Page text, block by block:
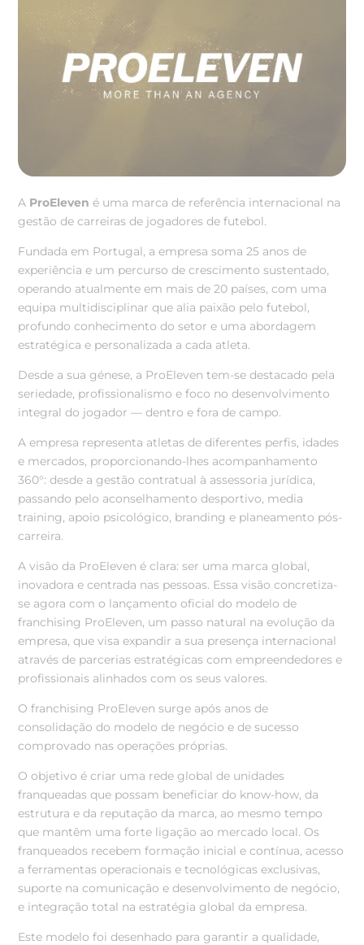
A ProEleven é uma marca de referência internacional na
gestão de carreiras de jogadores de futebol.
Fundada em Portugal, a empresa soma 25 anos de
experiência e um percurso de crescimento sustentado,
operando atualmente em mais de 20 países, com uma
equipa multidisciplinar que alia paixão pelo futebol,
profundo conhecimento do setor e uma abordagem
estratégica e personalizada a cada atleta.
Desde a sua génese, a ProEleven tem-se destacado pela
seriedade, profissionalismo e foco no desenvolvimento
integral do jogador — dentro e fora de campo.
A empresa representa atletas de diferentes perfis, idades
e mercados, proporcionando-lhes acompanhamento
360°: desde a gestão contratual à assessoria jurídica,
passando pelo aconselhamento desportivo, media
training, apoio psicológico, branding e planeamento pós-
carreira.
A visão da ProEleven é clara: ser uma marca global,
inovadora e centrada nas pessoas. Essa visão concretiza-
se agora com o lançamento oficial do modelo de
franchising ProEleven, um passo natural na evolução da
empresa, que visa expandir a sua presença internacional
através de parcerias estratégicas com empreendedores e
profissionais alinhados com os seus valores.
O franchising ProEleven surge após anos de
consolidação do modelo de negócio e de sucesso
comprovado nas operações próprias.
O objetivo é criar uma rede global de unidades
franqueadas que possam beneficiar do know-how, da
estrutura e da reputação da marca, ao mesmo tempo
que mantêm uma forte ligação ao mercado local. Os
franqueados recebem formação inicial e contínua, acesso
a ferramentas operacionais e tecnológicas exclusivas,
suporte na comunicação e desenvolvimento de negócio,
e integração total na estratégia global da empresa.
Este modelo foi desenhado para garantir a qualidade,